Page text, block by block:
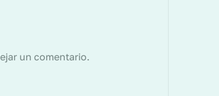
un comentario.